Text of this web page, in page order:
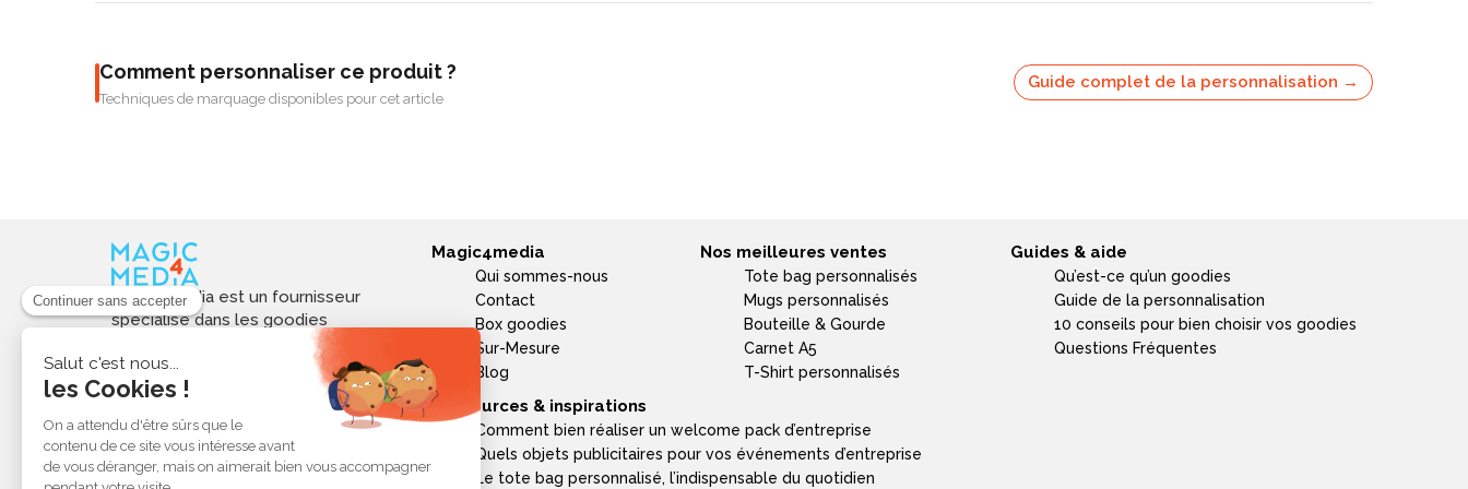
Comment personnaliser ce produit ?
Techniques de marquage disponibles pour cet article
Guide complet de la personnalisation →
Magic4media est un fournisseur
spécialisé dans les goodies
personnalisés et objets publicitaires
pour les entreprises. Nous
sélectionnons des produits utiles,
tendances et responsables pour
valoriser votre image de marque,
soutenir vos actions de
communication et réussir vos
Magic4media
Qui sommes-nous
Contact
Box goodies
Sur-Mesure
Blog
Nos meilleures ventes
Tote bag personnalisés
Mugs personnalisés
Bouteille & Gourde
Carnet A5
T-Shirt personnalisés
Guides & aide
Qu’est-ce qu’un goodies
Guide de la personnalisation
10 conseils pour bien choisir vos goodies
Questions Fréquentes
Ressources & inspirations
Comment bien réaliser un welcome pack d’entreprise
Quels objets publicitaires pour vos événements d’entreprise
Le tote bag personnalisé, l’indispensable du quotidien